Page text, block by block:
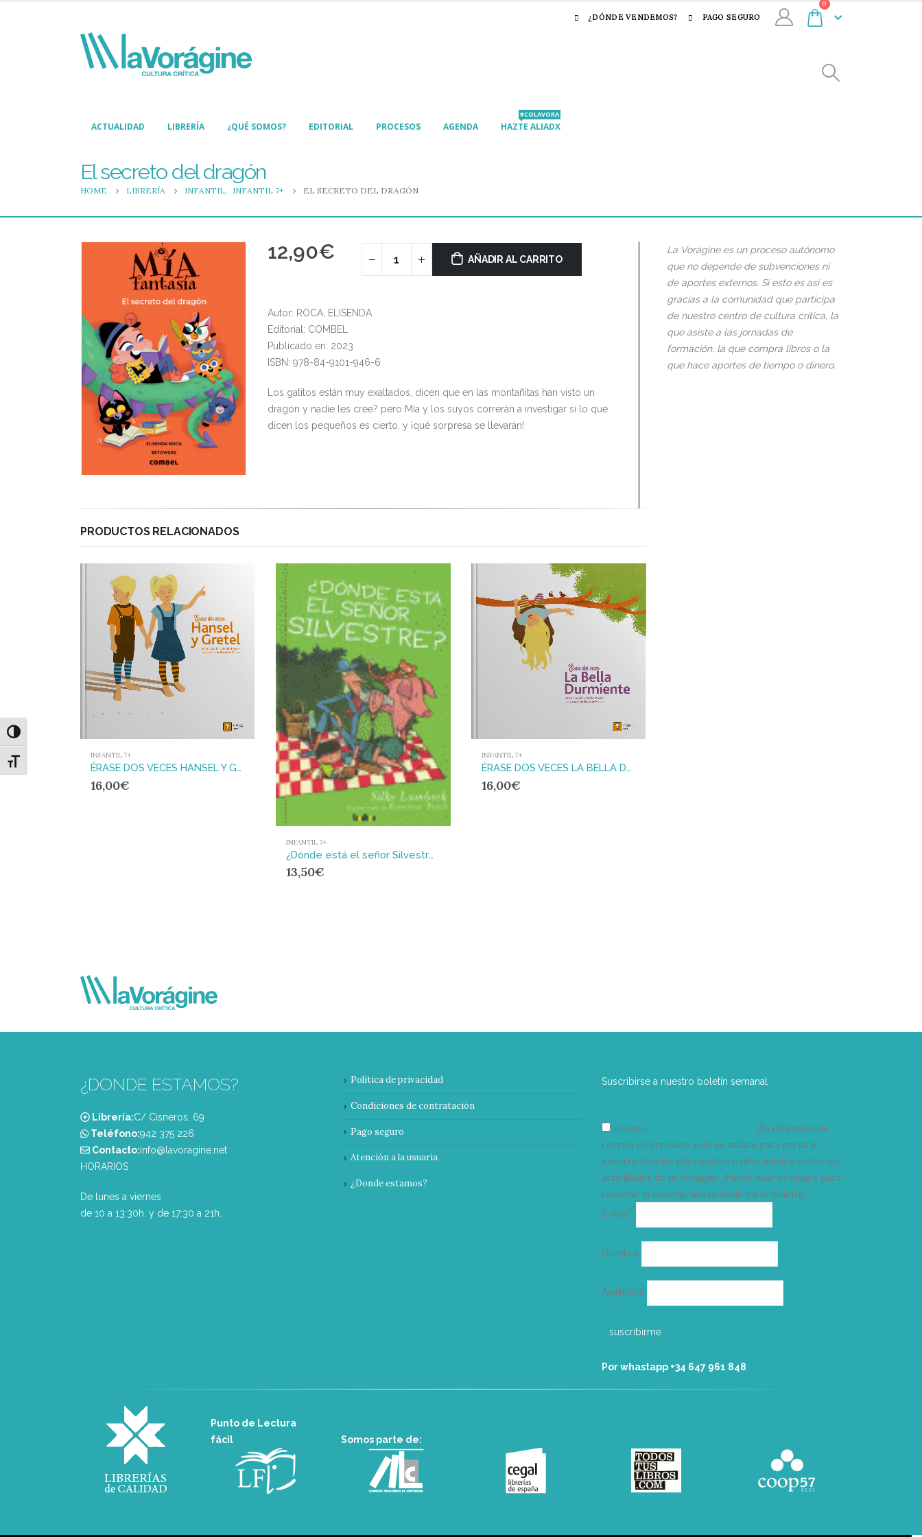
Alternar alto contraste
Alternar tamaño de letra
¿DÓNDE VENDEMOS? PAGO SEGURO
0
ACTUALIDAD LIBRERÍA ¿QUÉ SOMOS? EDITORIAL PROCESOS AGENDA HAZTE ALIADX
#COLAVORA
El secreto del dragón
HOME LIBRERÍA INFANTIL, INFANTIL 7+ EL SECRETO DEL DRAGÓN
12,90€ AÑADIR AL CARRITO
Autor: ROCA, ELISENDA
Editorial: COMBEL
Publicado en: 2023
ISBN: 978-84-9101-946-6
Los gatitos están muy exaltados, dicen que en las montañitas han visto un
dragón y nadie les cree? pero Mía y los suyos correrán a investigar si lo que
dicen los pequeños es cierto, y ¡qué sorpresa se llevarán!
PRODUCTOS RELACIONADOS
INFANTIL 7+
ÉRASE DOS VECES HANSEL Y GRETEL
16,00€
INFANTIL 7+
¿Dónde está el señor Silvestre?
13,50€
INFANTIL 7+
ÉRASE DOS VECES LA BELLA DURMIENTE
16,00€
La Vorágine es un proceso autónomo
que no depende de subvenciones ni
de aportes externos. Si esto es así es
gracias a la comunidad que participa
de nuestro centro de cultura crítica, la
que asiste a las jornadas de
formación, la que compra libros o la
que hace aportes de tiempo o dinero.
¿DONDE ESTAMOS?
Librería:C/ Cisneros, 69
Teléfono:‭942 375 226‬
Contacto:info@lavoragine.net
HORARIOS
De lunes a viernes
de 10 a 13:30h. y de 17:30 a 21h.
Política de privacidad
Condiciones de contratación
Pago seguro
Atención a la usuaria
¿Donde estamos?
Suscribirse a nuestro boletín semanal
Acepto
Su dirección de
correo electrónico solo se utiliza para enviarle
nuestro boletín informativo e información sobre las
actividades de la Vorágine. Puede usar el enlace para
cancelar la suscripción incluido en el boletín. >
E-mail*
electrónico
Nombre
Apellidos
Por whastapp +34 ‭647 961 848‬
Punto de Lectura
fácil
Somos parte de: